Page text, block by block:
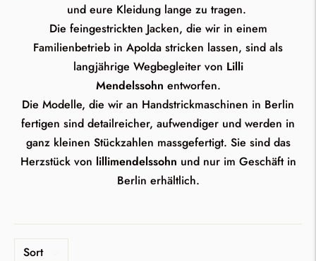
und eure Kleidung lange zu tragen.
Die feingestrickten Jacken, die wir in einem
Familienbetrieb in Apolda stricken lassen, sind als
langjährige Wegbegleiter von Lilli
Mendelssohn entworfen.
Die Modelle, die wir an Handstrickmaschinen in Berlin
fertigen sind detailreicher, aufwendiger und werden in
ganz kleinen Stückzahlen massgefertigt. Sie sind das
Herzstück von lillimendelssohn und nur im Geschäft in
Berlin erhältlich.
Sort